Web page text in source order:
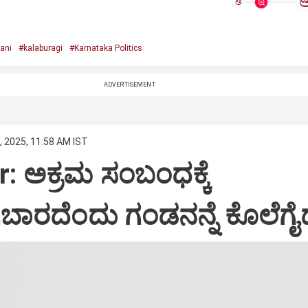
#kalaburagi #Karnataka Politics
ADVERTISEMENT
2025, 11:58 AM IST
ಅಕ್ರಮ ಸಂಬಂಧಕ್ಕೆ
ಗಂಡನನ್ನೆ